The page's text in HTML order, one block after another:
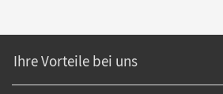
Ihre Vorteile bei uns